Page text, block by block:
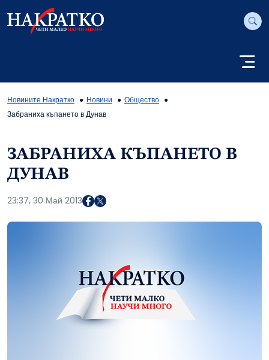
Новините Накратко Новини
Общество
Забраниха къпането в Дунав
ЗАБРАНИХА КЪПАНЕТО В
ДУНАВ
23:37, 30 Май 2013